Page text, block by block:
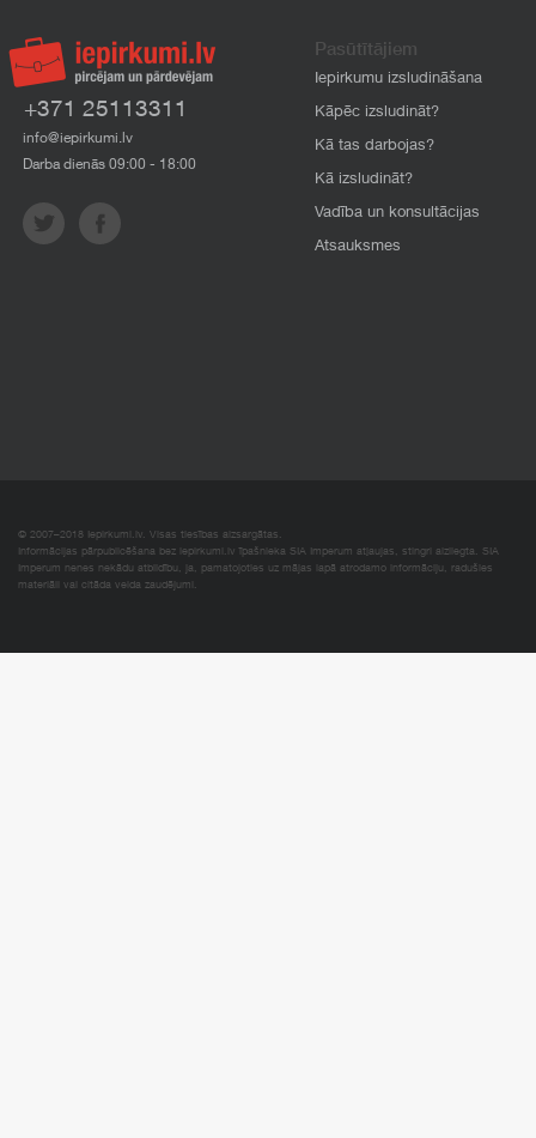
+371 25113311
info@iepirkumi.lv
Darba dienās 09:00 - 18:00
Pasūtītājiem
Iepirkumu izsludināšana
Kāpēc izsludināt?
Kā tas darbojas?
Kā izsludināt?
Vadība un konsultācijas
Atsauksmes
© 2007–2018 Iepirkumi.lv. Visas tiesības aizsargātas.
Informācijas pārpublicēšana bez iepirkumi.lv īpašnieka SIA Imperum atļaujas, stingri aizliegta. SIA
Imperum nenes nekādu atbildību, ja, pamatojoties uz mājas lapā atrodamo informāciju, radušies
materiāli vai citāda veida zaudējumi.